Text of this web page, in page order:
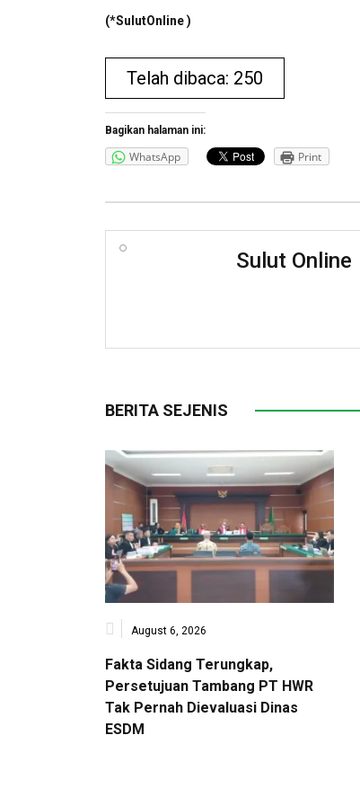
(*SulutOnline )
Telah dibaca: 250
Bagikan halaman ini:
WhatsApp Print
Sulut Online
BERITA SEJENIS
August 6, 2026
Fakta Sidang Terungkap,
Persetujuan Tambang PT HWR
Tak Pernah Dievaluasi Dinas
ESDM